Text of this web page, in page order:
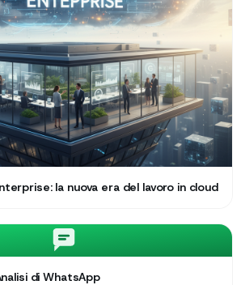
la nuova era del lavoro in cloud
di WhatsApp